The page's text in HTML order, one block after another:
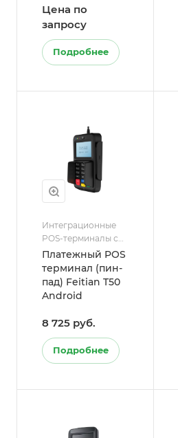
Цена по
запросу
Подробнее
Интеграционные
POS-терминалы с
ККТ/Пин-пады.
Выносные
клавиатуры для
POS-терминалов
Платежный POS
терминал (пин-
пад) Feitian T50
Android
8 725 руб.
Подробнее